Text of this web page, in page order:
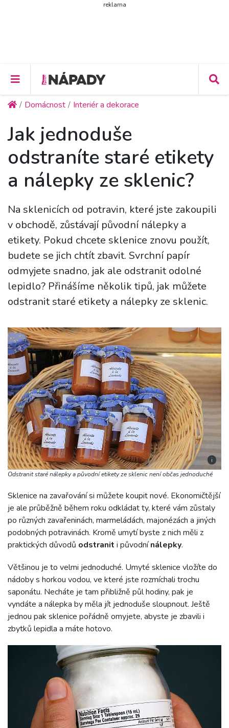
reklama
Domácnost Interiér a dekorace
Jak jednoduše
odstraníte staré etikety
a nálepky ze sklenic?
Na sklenicích od potravin, které jste zakoupili
v obchodě, zůstávají původní nálepky a
etikety. Pokud chcete sklenice znovu použít,
budete se jich chtít zbavit. Svrchní papír
odmyjete snadno, jak ale odstranit odolné
lepidlo? Přinášíme několik tipů, jak můžete
odstranit staré etikety a nálepky ze sklenic.
i
Odstranit staré nálepky a původní etikety ze sklenic není občas jednoduché
Sklenice na zavařování si můžete koupit nové. Ekonomičtější
je ale průběžně během roku odkládat ty, které vám zůstaly
po různých zavařeninách, marmeládách, majonézách a jiných
podobných potravinách. Kromě umytí byste z nich měli z
praktických důvodů odstranit i původnínálepky.
Většinou je to velmi jednoduché. Umyté sklenice vložíte do
nádoby s horkou vodou, ve které jste rozmíchali trochu
saponátu. Necháte je tam přibližně půl hodiny, pak je
vyndáte a nálepka by měla jít jednoduše sloupnout. Ještě
jednou pak sklenice pořádně omyjete, abyste je zbavili i
zbytků lepidla a máte hotovo.